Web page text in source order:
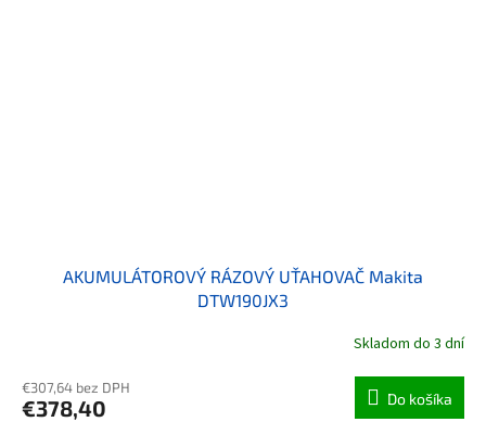
AKUMULÁTOROVÝ RÁZOVÝ UŤAHOVAČ Makita
DTW190JX3
Skladom do 3 dní
€307,64 bez DPH
€378,40 Do košíka